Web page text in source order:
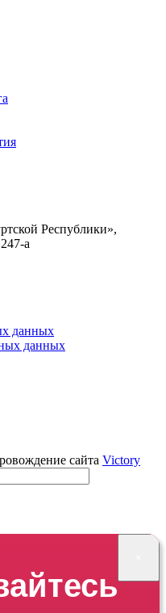
Республики»,
а
данных
данных
сайта Victory